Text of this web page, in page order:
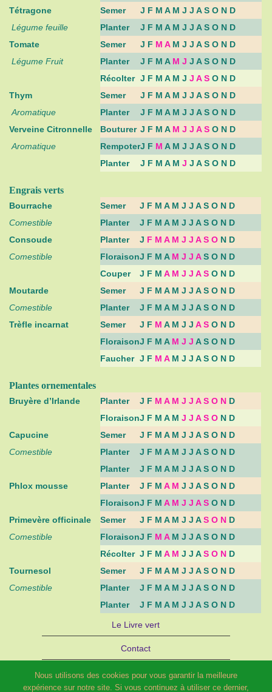
Tétragone
Semer
J F M A M J J A S O N D
Légume feuille
Planter
J F M A M J J A S O N D
Tomate
Semer J F M AM J J A S O N D
Légume Fruit
Planter J F M A M J J A S O N D
Récolter J F M A M J J A S O N D
Thym
Semer
J F M A M J J A S O N D
Aromatique
Planter
J F M A M J J A S O N D
Verveine Citronnelle
Bouturer J F M A M J J A S O N D
Aromatique
RempoterJ F M A M J J A S O N D
Planter
J F M A M J J A S O N D
Engrais verts
Bourrache Semer
J F M A M J J A S O N D
Comestible
Planter
J F M A M J J A S O N D
Consoude
Planter J F M A M J J A S O N D
Comestible
FloraisonJ F M A M J J AS O N D
Couper
J F M A M J J A S O N D
Moutarde
Semer
J F M A M J J A S O N D
Comestible
Planter
J F M A M J J A S O N D
Trèfle incarnat
Semer J F M A M J J A S O N D
FloraisonJ F M A M J J A S O N D
Faucher J F M AM J J A S O N D
Plantes ornementales
Bruyère d’Irlande Planter J F M A M J J A S O N D
FloraisonJ F M A M J J A S O N D
Capucine
Semer
J F M A M J J A S O N D
Comestible
Planter
J F M A M J J A S O N D
Planter
J F M A M J J A S O N D
Phlox mousse
Planter J F M A M J J A S O N D
FloraisonJ F M A M J J A S O N D
Primevère officinale
Semer J F M A M J J AS O N D
Comestible
FloraisonJ F M A M J J A S O N D
Récolter J F M A M J J AS O N D
Tournesol
Semer
J F M A M J J A S O N D
Comestible
Planter
J F M A M J J A S O N D
Planter
J F M A M J J A S O N D
Le Livre vert
Contact
Autre site d’Hélène SCHILD : Bijoux
STRATAGEMME – PARIS
Nous utilisons des cookies pour vous garantir la meilleure
expérience sur notre site. Si vous continuez à utiliser ce dernier,